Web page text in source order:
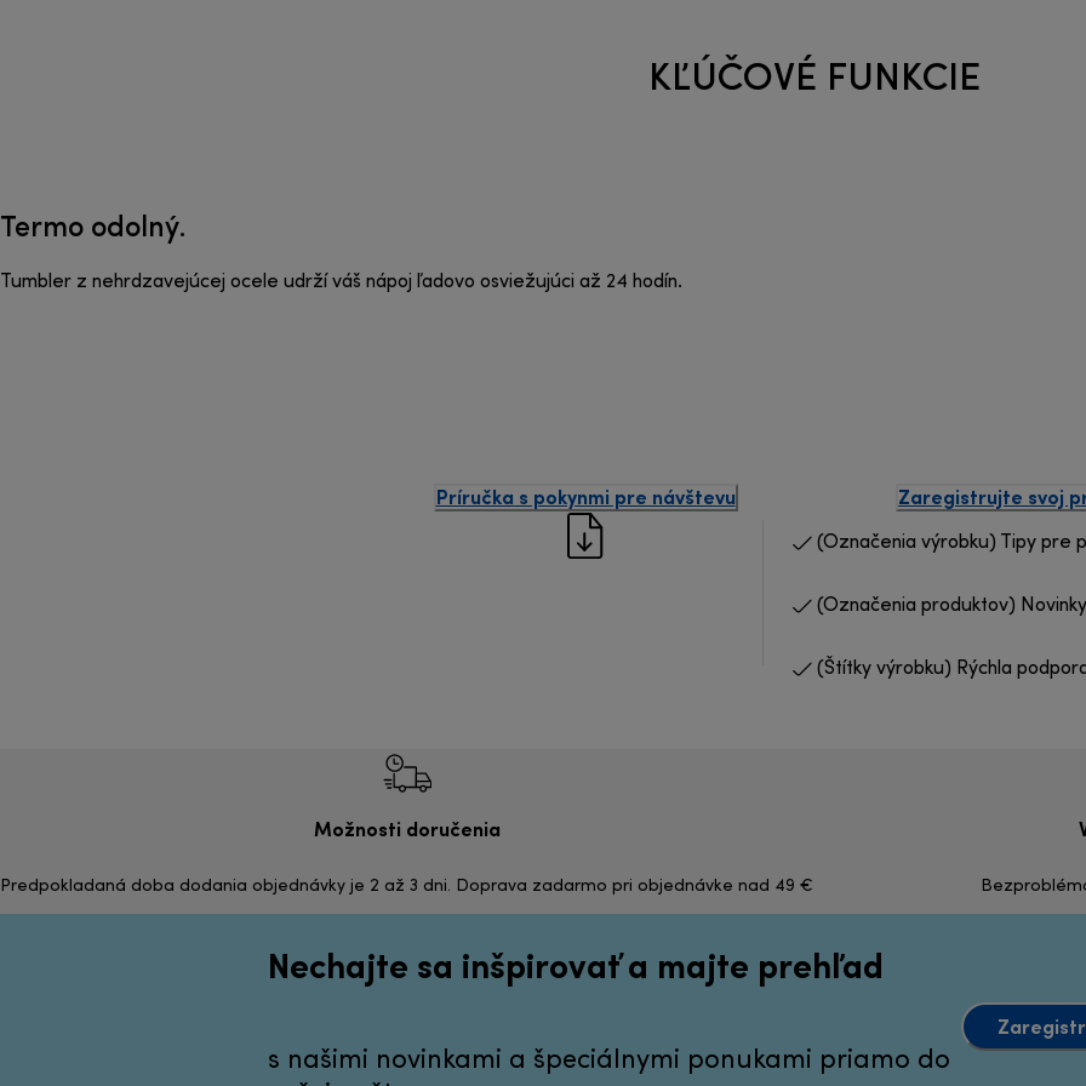
KĽÚČOVÉ FUNKCIE
Termo odolný.
Tumbler z nehrdzavejúcej ocele udrží váš nápoj ľadovo osviežujúci až 24 hodín.
Príručka s pokynmi pre návštevu Zaregistrujte svoj
(Označenia výrobku) Tipy pre
(Označenia produktov)
(Štítky výrobku) Rýchla
Možnosti doručenia
Predpokladaná doba dodania objednávky je 2 až 3 dni. Doprava zadarmo pri objednávke nad 49 €
Nechajte sa inšpirovať a majte prehľad
s našimi novinkami a špeciálnymi ponukami priamo do